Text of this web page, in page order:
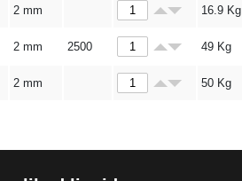
2 mm 16.9 Kg
2 mm 2500 49 Kg
2 mm 50 Kg